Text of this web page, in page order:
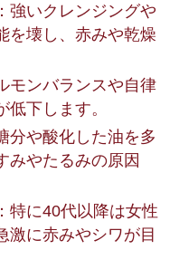
強いクレンジングや
を壊し、赤みや乾燥
モンバランスや自律
下します。
分や酸化した油を多
みやたるみの原因
特に40代以降は女性
激に赤みやシワが目